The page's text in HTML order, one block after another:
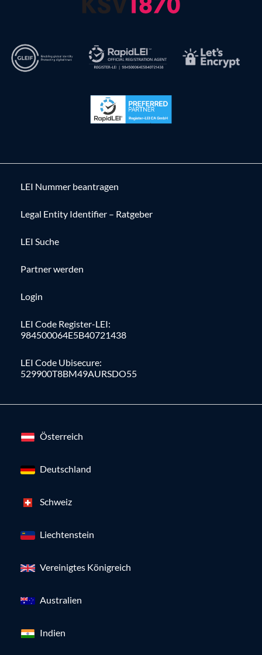
LEI Nummer beantragen
Legal Entity Identifier – Ratgeber
LEI Suche
Partner werden
Login
LEI Code Register-LEI:
984500064E5B40721438
LEI Code Ubisecure:
529900T8BM49AURSDO55
Österreich
Deutschland
Schweiz
Liechtenstein
Vereinigtes Königreich
Australien
Indien